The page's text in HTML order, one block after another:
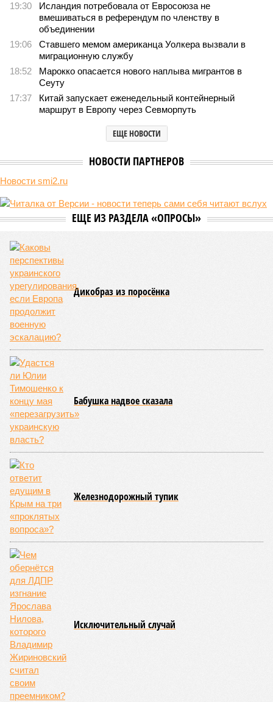
19:30
Исландия потребовала от Евросоюза не
вмешиваться в референдум по членству в
объединении
19:06
Ставшего мемом американца Уолкера вызвали в
миграционную службу
18:52
Марокко опасается нового наплыва мигрантов в
Сеуту
17:37
Китай запускает еженедельный контейнерный
маршрут в Европу через Севморпуть
ЕЩЕ НОВОСТИ
НОВОСТИ ПАРТНЕРОВ
Новости smi2.ru
Дикобраз из поросёнка
Бабушка надвое сказала